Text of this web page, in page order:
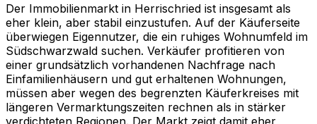
Der Immobilienmarkt in Herrischried ist insgesamt als
eher klein, aber stabil einzustufen. Auf der Käuferseite
überwiegen Eigennutzer, die ein ruhiges Wohnumfeld im
Südschwarzwald suchen. Verkäufer profitieren von
einer grundsätzlich vorhandenen Nachfrage nach
Einfamilienhäusern und gut erhaltenen Wohnungen,
müssen aber wegen des begrenzten Käuferkreises mit
längeren Vermarktungszeiten rechnen als in stärker
verdichteten Regionen. Der Markt zeigt damit eher